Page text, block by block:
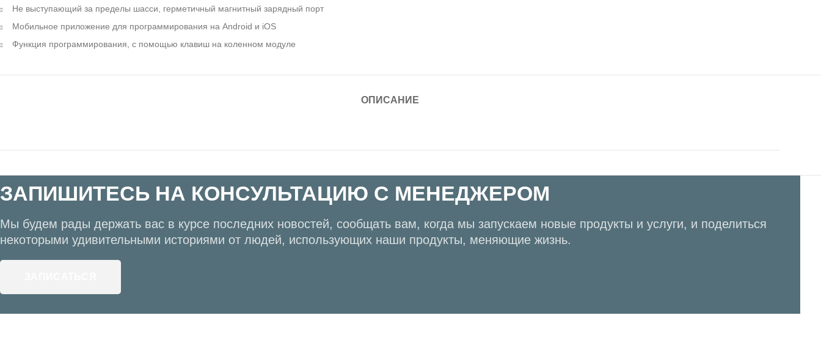
Не выступающий за пределы шасси, герметичный магнитный зарядный порт
Мобильное приложение для программирования на Android и iOS
Функция программирования, с помощью клавиш на коленном модуле
ОПИСАНИЕ
ЗАПИШИТЕСЬ НА КОНСУЛЬТАЦИЮ С МЕНЕДЖЕРОМ
Мы будем рады держать вас в курсе последних новостей, сообщать вам, когда мы запускаем новые продукты и услуги, и поделиться
некоторыми удивительными историями от людей, использующих наши продукты, меняющие жизнь.